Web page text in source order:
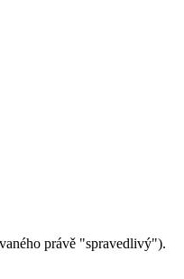
právě "spravedlivý").